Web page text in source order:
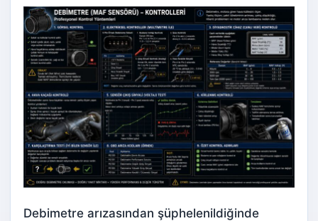
Debimetre arızasından şüphelenildiğinde